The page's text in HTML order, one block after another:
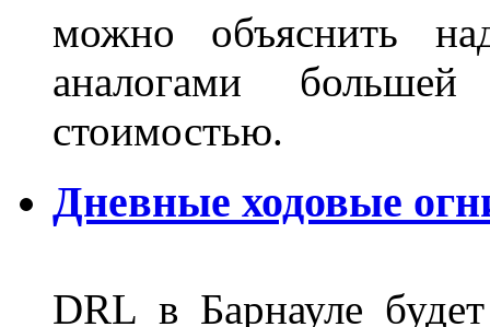
можно объяснить
аналогами
стоимостью.
Дневные ходовые
DRL в Барнауле